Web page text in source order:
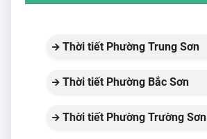
Thời tiết Phường Trung Sơn
Thời tiết Phường Bắc Sơn
Thời tiết Phường Trường Sơn